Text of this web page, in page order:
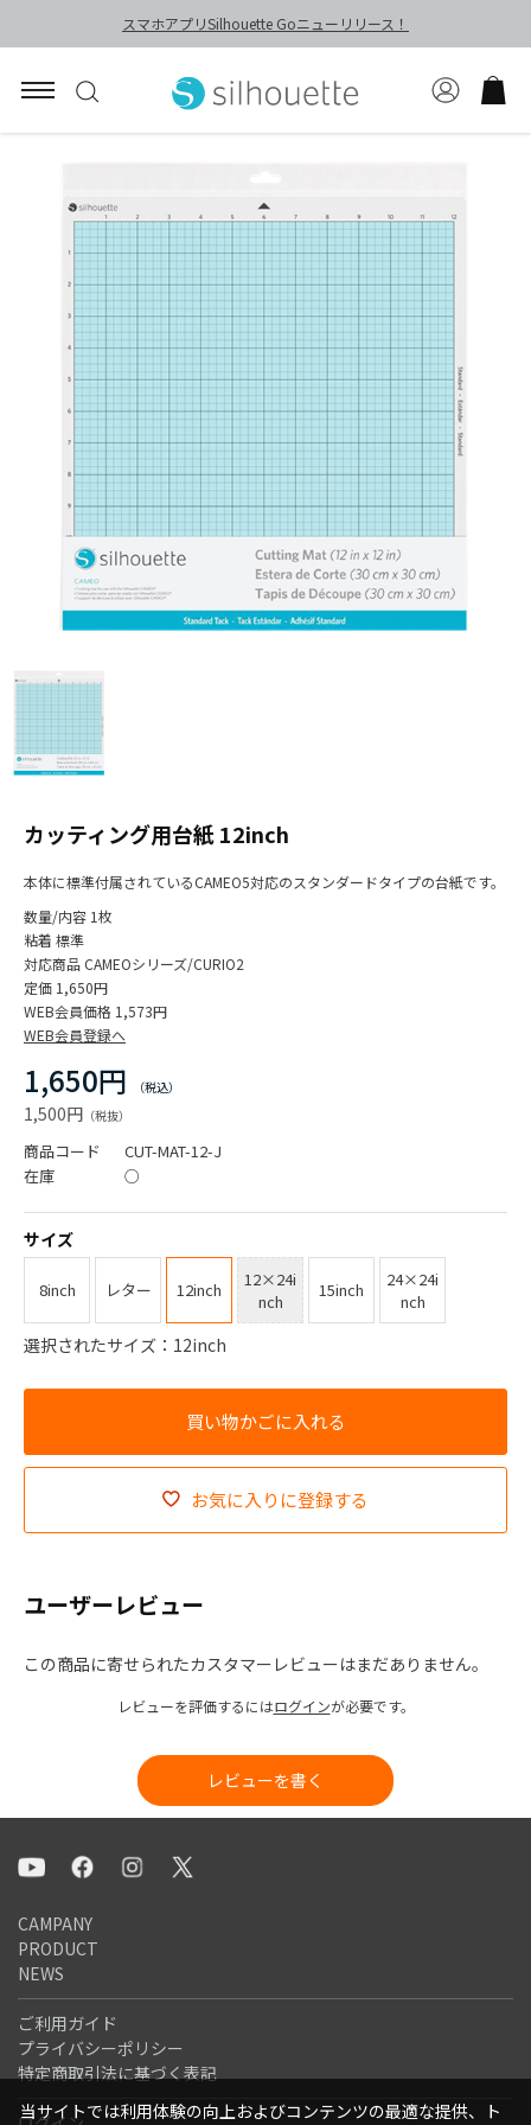
スマホアプリSilhouette Goニューリリース！
カッティング用台紙 12inch
本体に標準付属されているCAMEO5対応のスタンダードタイプの台紙です。
1,650円
1,500円
商品コード
CUT-MAT-12-J
在庫
○
数量/内容 1枚
粘着 標準
対応商品CAMEOシリーズ/CURIO2
定価 1,650円
WEB会員価格 1,573円
WEB会員登録へ
サイズ
8inch レター 12inch
12×24i
nch
15inch
24×24i
nch
選択されたサイズ：12inch
お気に入りに登録する
ユーザーレビュー
この商品に寄せられたカスタマーレビューはまだありません。
レビューを評価するにはログインが必要です。
レビューを書く
CAMPANY
PRODUCT
NEWS
ご利用ガイド
プライバシーポリシー
特定商取引法に基づく表記
当サイトでは利用体験の向上およびコンテンツの最適な提供、ト